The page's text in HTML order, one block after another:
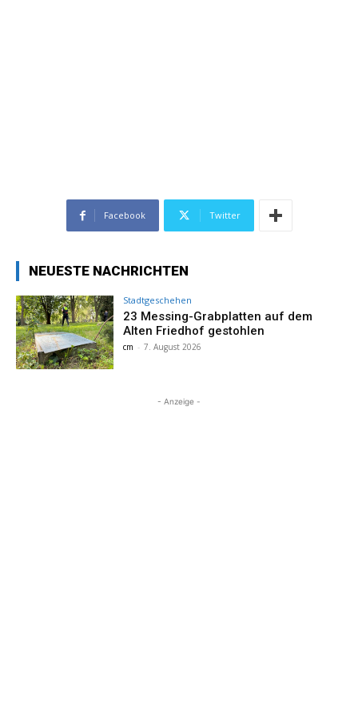
Facebook Twitter
NEUESTE NACHRICHTEN
Stadtgeschehen
23 Messing-Grabplatten auf dem
Alten Friedhof gestohlen
cm - 7. August 2026
- Anzeige -